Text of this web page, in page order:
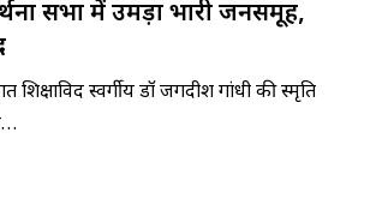
सभा में उमड़ा भारी जनसमूह,
स्वर्गीय डॉ जगदीश गांधी की स्मृति